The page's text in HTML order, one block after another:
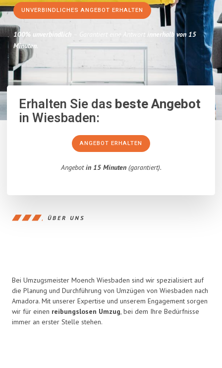
UNVERBINDLICHES ANGEBOT ERHALTEN
100% unverbindlich – Garantiert eine Antwort innerhalb von 15
Minuten.
Erhalten Sie dasbeste Angebot
in Wiesbaden:
ANGEBOT ERHALTEN
Angebotin 15 Minuten(garantiert).
ÜBER UNS
Bei Umzugsmeister Moench Wiesbaden sind wir spezialisiert auf
die Planung und Durchführung von Umzügen von Wiesbaden nach
Amadora. Mit unserer Expertise und unserem Engagement sorgen
wir für einen reibungslosen Umzug, bei dem Ihre Bedürfnisse
immer an erster Stelle stehen.